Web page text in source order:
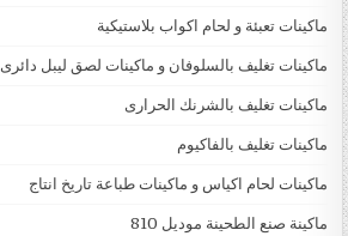
ماكينات تعبئة و لحام اكواب بلاستيكية
ماكينات تغليف بالسلوفان و ماكينات لصق ليبل دائرى
ماكينات تغليف بالشرنك الحرارى
ماكينات تغليف بالفاكيوم
ماكينات لحام اكياس و ماكينات طباعة تاريخ انتاج
ماكينة صنع الطحينة موديل 810